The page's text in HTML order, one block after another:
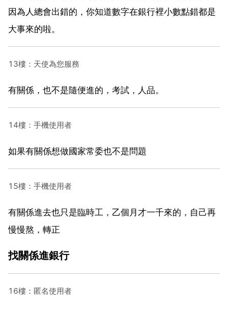
因為人總會出錯的，你知道數字在銀行裡小數點錯都是
大事來的啦。
13樓：天使為您服務
有關係，也不是隨便進的，考試，人品。
14樓：手機使用者
如果有關係想做國家常委也不是問題
15樓：手機使用者
有關係進去也只是臨時工，乙個月才一千來的，自己再
慢慢熬，轉正
找關係進銀行
16樓：匿名使用者